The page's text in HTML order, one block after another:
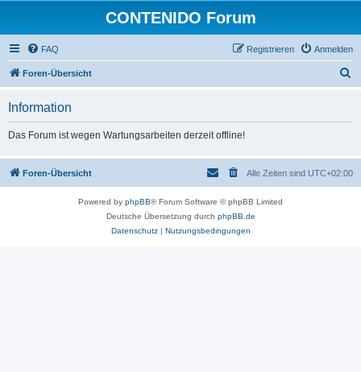
CONTENIDO Forum
FAQ Anmelden
Registrieren
Foren-Übersicht
Information
Das Forum ist wegen Wartungsarbeiten derzeit offline!
Foren-Übersicht Alle Zeiten sind UTC+02:00
Powered by phpBB® Forum Software © phpBB Limited
Deutsche Übersetzung durch phpBB.de
Datenschutz| Nutzungsbedingungen